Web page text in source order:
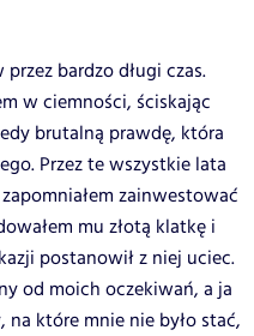
bardzo długi czas.
w ciemności, ściskając
brutalną prawdę, która
Przez te wszystkie lata
zainwestować
mu złotą klatkę i
postanowił z niej uciec.
od moich oczekiwań, a ja
na które mnie nie było stać,